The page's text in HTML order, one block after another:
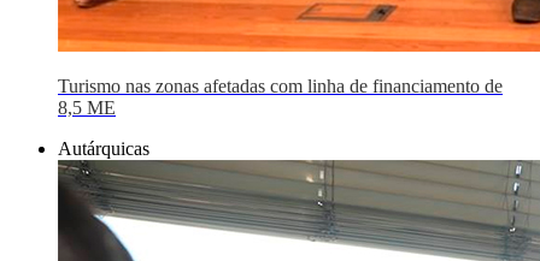
Turismo nas zonas afetadas com linha de financiamento de
8,5 ME
Autárquicas